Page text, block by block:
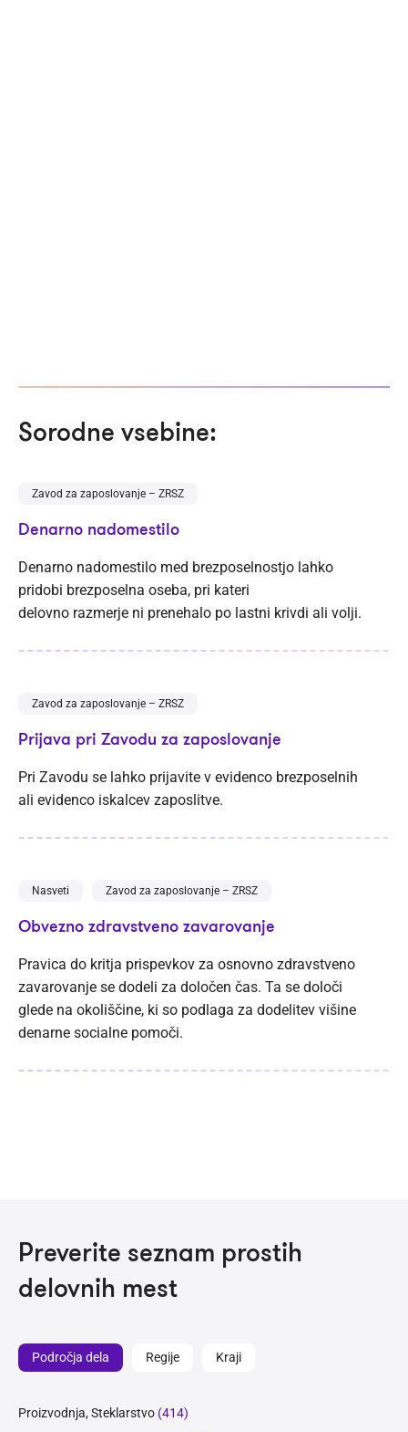
Sorodne vsebine:
Zavod za zaposlovanje – ZRSZ
Denarno nadomestilo
Denarno nadomestilo med brezposelnostjo lahko
pridobi brezposelna oseba, pri kateri
delovno razmerje ni prenehalo po lastni krivdi ali volji.
Zavod za zaposlovanje – ZRSZ
Prijava pri Zavodu za zaposlovanje
Pri Zavodu se lahko prijavite v evidenco brezposelnih
ali evidenco iskalcev zaposlitve.
Nasveti Zavod za zaposlovanje – ZRSZ
Obvezno zdravstveno zavarovanje
Pravica do kritja prispevkov za osnovno zdravstveno
zavarovanje se dodeli za določen čas. Ta se določi
glede na okoliščine, ki so podlaga za dodelitev višine
denarne socialne pomoči.
Preverite seznam prostih
delovnih mest
Področja dela Regije Kraji
Proizvodnja, Steklarstvo (414)